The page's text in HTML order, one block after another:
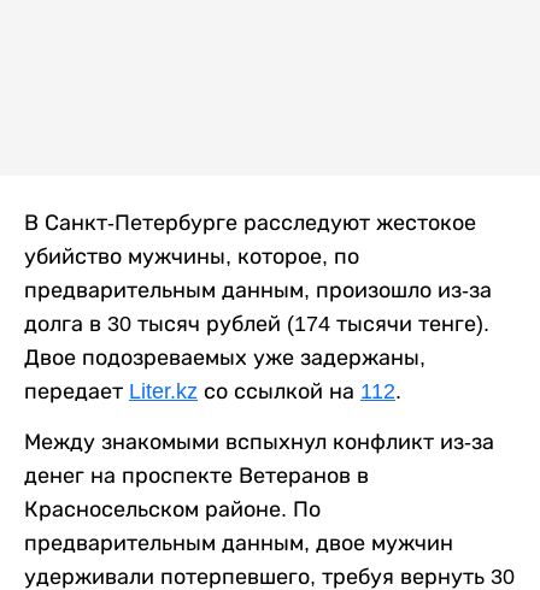
В Санкт-Петербурге расследуют жестокое
убийство мужчины, которое, по
предварительным данным, произошло из-за
долга в 30 тысяч рублей (174 тысячи тенге).
Двое подозреваемых уже задержаны,
передает Liter.kz со ссылкой на 112.
Между знакомыми вспыхнул конфликт из-за
денег на проспекте Ветеранов в
Красносельском районе. По
предварительным данным, двое мужчин
удерживали потерпевшего, требуя вернуть 30